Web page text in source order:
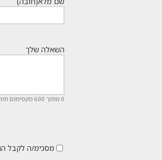
השאלה שלך
0 מתוך 600 מקסימום תווים
מסכימ/ה לקבל